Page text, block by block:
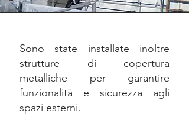
Sono state installate inoltre
strutture di copertura
metalliche per garantire
funzionalità e sicurezza agli
spazi esterni.